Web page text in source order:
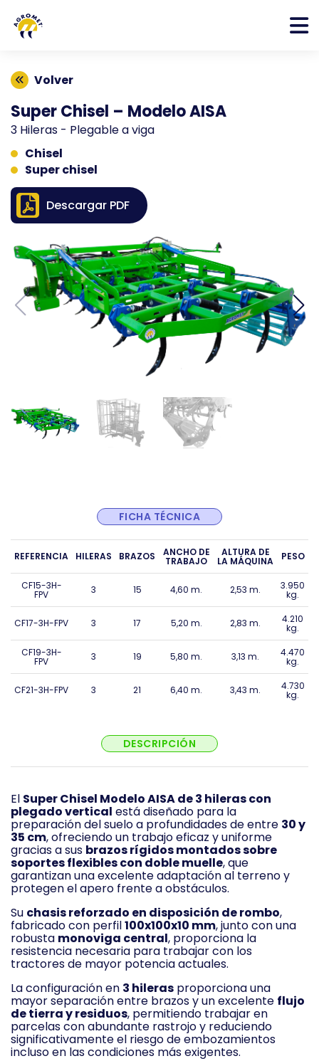
Volver
Super Chisel – Modelo AISA
3 Hileras - Plegable a viga
Chisel
Super chisel
Descargar PDF
FICHA TÉCNICA
REFERENCIA HILERAS BRAZOS ANCHO DE
TRABAJO
ALTURA DE
LA MÁQUINA PESO
CF15-3H-
FPV 3 15 4,60 m. 2,53 m. 3.950
kg.
CF17-3H-FPV 3 17 5,20 m. 2,83 m. 4.210
kg.
CF19-3H-
FPV 3 19 5,80 m. 3,13 m. 4.470
kg.
CF21-3H-FPV 3 21 6,40 m. 3,43 m. 4.730
kg.
DESCRIPCIÓN
El Super Chisel Modelo AISA de 3 hileras con
plegado vertical está diseñado para la
preparación del suelo a profundidades de entre 30 y
35 cm, ofreciendo un trabajo eficaz y uniforme
gracias a sus brazos rígidos montados sobre
soportes flexibles con doble muelle, que
garantizan una excelente adaptación al terreno y
protegen el apero frente a obstáculos.
Su chasis reforzado en disposición de rombo,
fabricado con perfil100x100x10 mm, junto con una
robusta monoviga central, proporciona la
resistencia necesaria para trabajar con los
tractores de mayor potencia actuales.
La configuración en 3 hileras proporciona una
mayor separación entre brazos y un excelente flujo
de tierra y residuos, permitiendo trabajar en
parcelas con abundante rastrojo y reduciendo
significativamente el riesgo de embozamientos
incluso en las condiciones más exigentes.